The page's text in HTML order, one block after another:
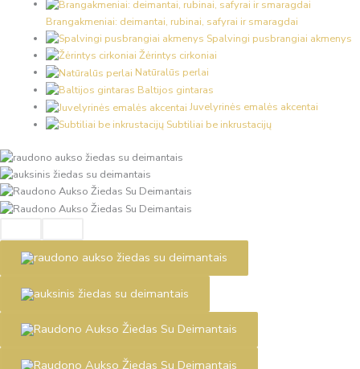
Brangakmeniai: deimantai, rubinai, safyrai ir smaragdai
Spalvingi pusbrangiai akmenys
Žėrintys cirkoniai
Natūralūs perlai
Baltijos gintaras
Juvelyrinės emalės akcentai
Subtiliai be inkrustacijų